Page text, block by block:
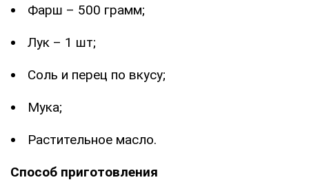
Фарш – 500 грамм;
Лук – 1 шт;
Соль и перец по вкусу;
Мука;
Растительное масло.
Способ приготовления